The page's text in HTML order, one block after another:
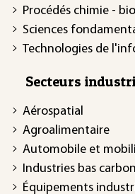
Procédés chimie -
Sciences
Technologies de
Secteurs
Aérospatial
Agroalimentaire
Automobile et
Industries bas
Équipements